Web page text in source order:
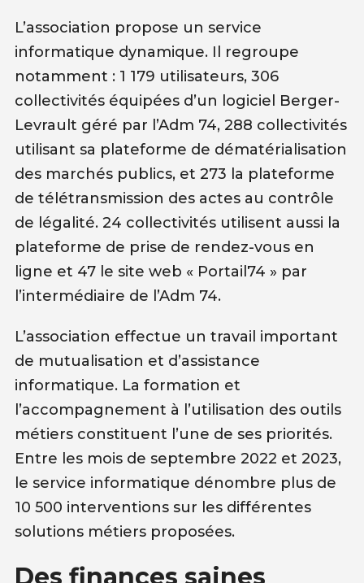
L’association propose un service
informatique dynamique. Il regroupe
notamment : 1 179 utilisateurs, 306
collectivités équipées d’un logiciel Berger-
Levrault géré par l’Adm 74, 288 collectivités
utilisant sa plateforme de dématérialisation
des marchés publics, et 273 la plateforme
de télétransmission des actes au contrôle
de légalité. 24 collectivités utilisent aussi la
plateforme de prise de rendez-vous en
ligne et 47 le site web « Portail74 » par
l’intermédiaire de l’Adm 74.
L’association effectue un travail important
de mutualisation et d’assistance
informatique. La formation et
l’accompagnement à l’utilisation des outils
métiers constituent l’une de ses priorités.
Entre les mois de septembre 2022 et 2023,
le service informatique dénombre plus de
10 500 interventions sur les différentes
solutions métiers proposées.
Des finances saines